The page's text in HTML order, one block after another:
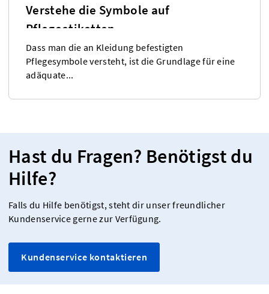
Verstehe die Symbole auf
Pflegeetiketten
Dass man die an Kleidung befestigten
Pflegesymbole versteht, ist die Grundlage für eine
adäquate...
Hast du Fragen? Benötigst du
Hilfe?
Falls du Hilfe benötigst, steht dir unser freundlicher
Kundenservice gerne zur Verfügung.
Kundenservice kontaktieren